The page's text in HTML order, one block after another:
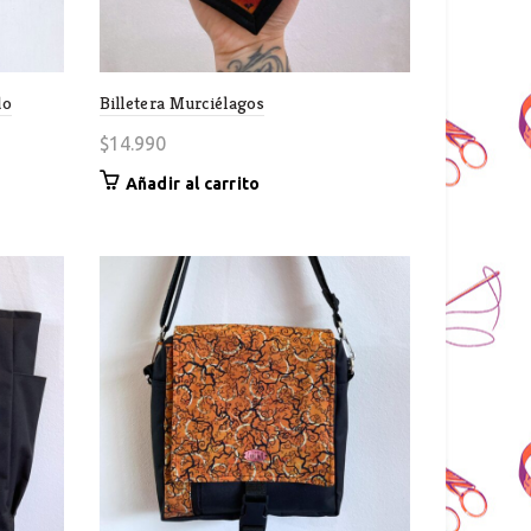
Billetera Murciélagos
$14.990
Añadir al carrito